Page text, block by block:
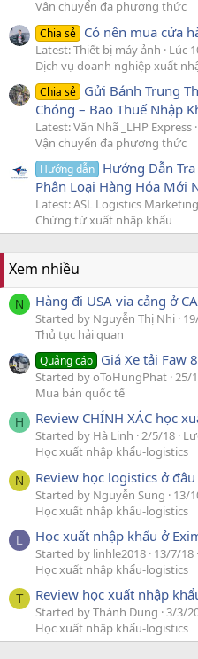
Vận chuyển đa phương thức
Chia sẻ Có nên mua cửa
Latest: Thiết bị máy ảnh
Lúc
Dịch vụ doanh nghiệp xuất
Chia sẻ Gửi Bánh Trung
Chóng – Bao Thuế Nhập
Latest: Văn Nhã _LHP Express
Vận chuyển đa phương thức
Hướng dẫn Hướng Dẫn
Phân Loại Hàng Hóa Mới
Latest: ASL Logistics Marketing
Chứng từ xuất nhập khẩu
Xem nhiều
N Hàng đi USA via cảng ở
Started by Nguyễn Thị Nhi
Thủ tục hải quan
Quảng cáo Giá Xe tải Faw
Started by oToHungPhat 25/
Mua bán quốc tế
H Review CHÍNH XÁC học
Started by Hà Linh 2/5/18
Học xuất nhập khẩu-logistics
N Review học logistics ở
Started by Nguyễn Sung 13/
Học xuất nhập khẩu-logistics
L Học xuất nhập khẩu ở
Started by linhle2018 13/7/18
Học xuất nhập khẩu-logistics
T Review học xuất nhập
Started by Thành Dung 3/3/
Học xuất nhập khẩu-logistics